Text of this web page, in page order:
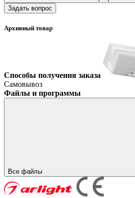
Задать вопрос
Архивный товар
Способы получения заказа
Самовывоз
Файлы и программы
Все файлы